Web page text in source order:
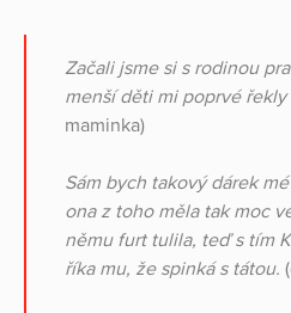
Začali jsme si s rodinou
menší děti mi poprvé řekly
maminka)
Sám bych takový dárek
ona z toho měla tak moc
němu furt tulila, teď s tím
říka mu, že spinká s tátou.